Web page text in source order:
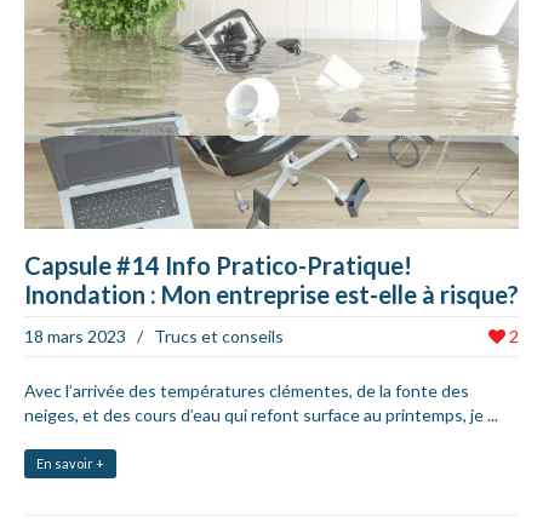
Capsule #14 Info Pratico-Pratique!
Inondation : Mon entreprise est-elle à risque?
2
18 mars 2023 / Trucs et conseils
Avec l’arrivée des températures clémentes, de la fonte des
neiges, et des cours d’eau qui refont surface au printemps, je ...
En savoir +